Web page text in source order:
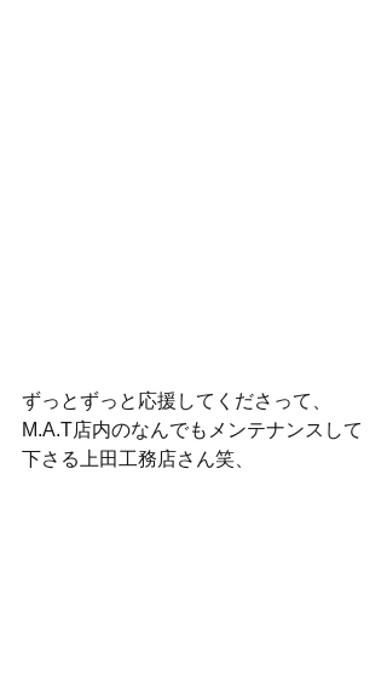
ずっとずっと応援してくださって、
M.A.T店内のなんでもメンテナンスして
下さる上田工務店さん笑、